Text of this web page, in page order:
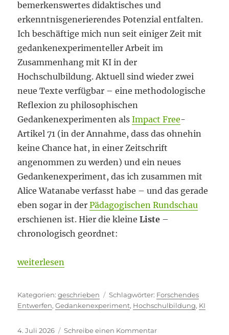
bemerkenswertes didaktisches und
erkenntnisgenerierendes Potenzial entfalten.
Ich beschäftige mich nun seit einiger Zeit mit
gedankenexperimenteller Arbeit im
Zusammenhang mit KI in der
Hochschulbildung. Aktuell sind wieder zwei
neue Texte verfügbar – eine methodologische
Reflexion zu philosophischen
Gedankenexperimenten alsImpact Free-
Artikel 71 (in der Annahme, dass das ohnehin
keine Chance hat, in einer Zeitschrift
angenommen zu werden) und ein neues
Gedankenexperiment, das ich zusammen mit
Alice Watanabe verfasst habe – und das gerade
eben sogar in derPädagogischen Rundschau
erschienen ist. Hier die kleineListe –
chronologisch geordnet:
„Stellen wir uns vor, ….“
weiterlesen
Kategorien
geschrieben Schlagwörter
Forschendes
Entwerfen,Gedankenexperiment, Hochschulbildung, KI
Veröffentlicht
4. Juli 2026 Schreibe einen Kommentarzu